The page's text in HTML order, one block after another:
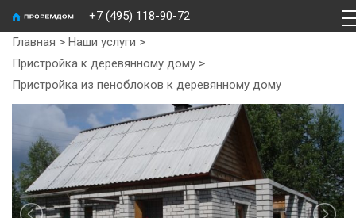
+7 (495) 118-90-72
Главная > Наши услуги >
Пристройка к деревянному дому >
Пристройка из пеноблоков к деревянному дому